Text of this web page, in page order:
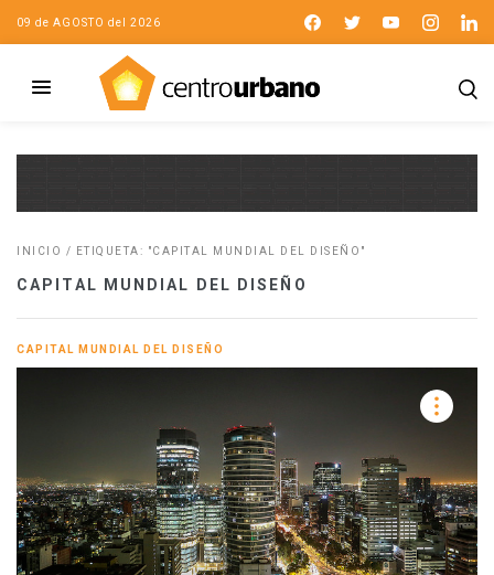
09 de AGOSTO del 2026
INICIO / ETIQUETA: "CAPITAL MUNDIAL DEL DISEÑO"
CAPITAL MUNDIAL DEL DISEÑO
CAPITAL MUNDIAL DEL DISEÑO